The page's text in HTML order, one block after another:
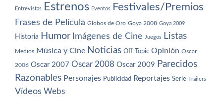
Entrevistas Estrenos Eventos Festivales/Premios
Frases de Película Globos de Oro Goya 2008 Goya 2009
Historia Humor Imágenes de Cine Juegos Listas
Medios Música y Cine Noticias Off-Topic Opinión Oscar
2006 Oscar 2007 Oscar 2008 Oscar 2009 Parecidos
Razonables Personajes Publicidad Reportajes Serie Trailers
Vídeos Webs